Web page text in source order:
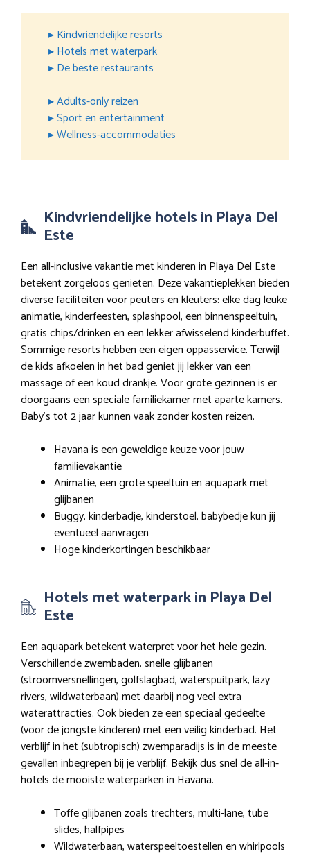
▸ Kindvriendelijke resorts
▸ Hotels met waterpark
▸ De beste restaurants
▸ Adults-only reizen
▸ Sport en entertainment
▸ Wellness-accommodaties
Kindvriendelijke hotels in Playa Del
Este
Een all-inclusive vakantie met kinderen in Playa Del Este
betekent zorgeloos genieten. Deze vakantieplekken bieden
diverse faciliteiten voor peuters en kleuters: elke dag leuke
animatie, kinderfeesten, splashpool, een binnenspeeltuin,
gratis chips/drinken en een lekker afwisselend kinderbuffet.
Sommige resorts hebben een eigen oppasservice. Terwijl
de kids afkoelen in het bad geniet jij lekker van een
massage of een koud drankje. Voor grote gezinnen is er
doorgaans een speciale familiekamer met aparte kamers.
Baby’s tot 2 jaar kunnen vaak zonder kosten reizen.
Havana is een geweldige keuze voor jouw
familievakantie
Animatie, een grote speeltuin en aquapark met
glijbanen
Buggy, kinderbadje, kinderstoel, babybedje kun jij
eventueel aanvragen
Hoge kinderkortingen beschikbaar
Hotels met waterpark in Playa Del
Este
Een aquapark betekent waterpret voor het hele gezin.
Verschillende zwembaden, snelle glijbanen
(stroomversnellingen, golfslagbad, waterspuitpark, lazy
rivers, wildwaterbaan) met daarbij nog veel extra
waterattracties. Ook bieden ze een speciaal gedeelte
(voor de jongste kinderen) met een veilig kinderbad. Het
verblijf in het (subtropisch) zwemparadijs is in de meeste
gevallen inbegrepen bij je verblijf. Bekijk dus snel de all-in-
hotels de mooiste waterparken in Havana.
Toffe glijbanen zoals trechters, multi-lane, tube
slides, halfpipes
Wildwaterbaan, waterspeeltoestellen en whirlpools